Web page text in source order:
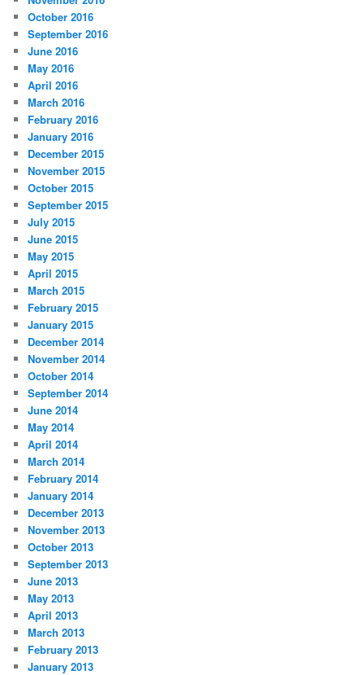
October 2016
September 2016
June 2016
May 2016
April 2016
March 2016
February 2016
January 2016
December 2015
November 2015
October 2015
September 2015
July 2015
June 2015
May 2015
April 2015
March 2015
February 2015
January 2015
December 2014
November 2014
October 2014
September 2014
June 2014
May 2014
April 2014
March 2014
February 2014
January 2014
December 2013
November 2013
October 2013
September 2013
June 2013
May 2013
April 2013
March 2013
February 2013
January 2013